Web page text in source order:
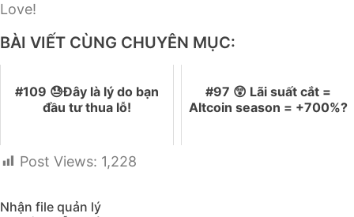
Love!
BÀI VIẾT CÙNG CHUYÊN MỤC:
#109 😓Đây là lý do bạn
đầu tư thua lỗ!
#97 😲 Lãi suất cắt =
Altcoin season = +700%?
Post Views: 1,228
Nhận file quản lý